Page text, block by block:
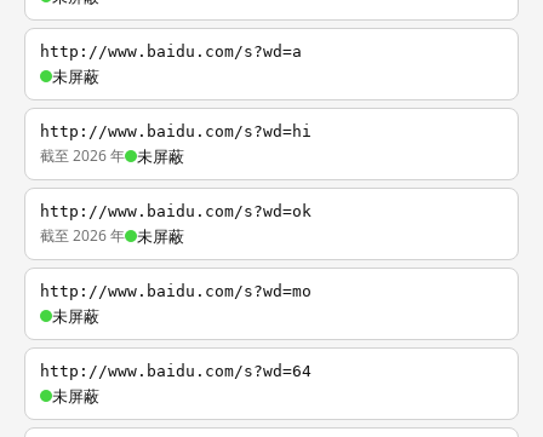
http://www.baidu.com/s?wd=a
未屏蔽
http://www.baidu.com/s?wd=hi
截至 2026 年 未屏蔽
http://www.baidu.com/s?wd=ok
截至 2026 年 未屏蔽
http://www.baidu.com/s?wd=mo
未屏蔽
http://www.baidu.com/s?wd=64
未屏蔽